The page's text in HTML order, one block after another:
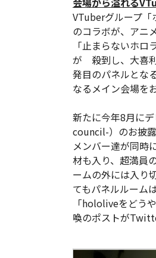
VTuberグループ「
のコラボが、アニ
「止まらないホ
が 殺到し、大喜
発目のパネルとな
なるメイン会場を
新たに今年8月に
council-）のお披
メンバー達が同時
材も入り、超満員
ームの外には入り
てもパネルルーム
「hololiveをどう
喚のポストが